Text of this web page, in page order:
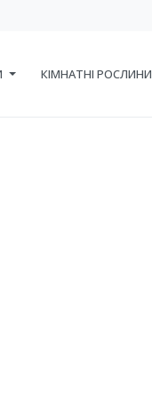
КІМНАТНІ РОСЛИНИ